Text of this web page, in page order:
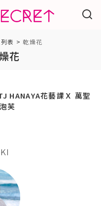
表 >乾燥花
花
HANAYA花藝課Ｘ 萬聖
芙